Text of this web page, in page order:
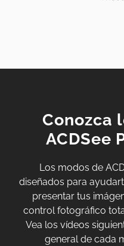
Conozca
ACDSee
Los modos de
diseñados para
presentar tus
control fotográfico
Vea los vídeos
general de cada